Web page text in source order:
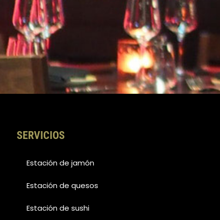
SERVICIOS
Estación de jamón
Estación de quesos
Estación de sushi